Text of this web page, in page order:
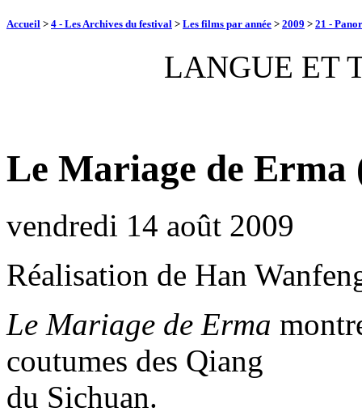
Accueil > 4 - Les Archives du festival > Les films par année > 2009 > 21 -
LANGUE ET
Le Mariage de Erma
vendredi 14 août 2009
Réalisation de Han
Le Mariage de Erma
coutumes des Qiang
du Sichuan.